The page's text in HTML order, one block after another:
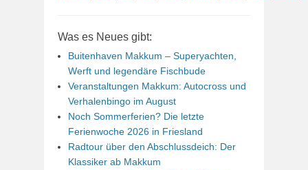
Was es Neues gibt:
Buitenhaven Makkum – Superyachten,
Werft und legendäre Fischbude
Veranstaltungen Makkum: Autocross und
Verhalenbingo im August
Noch Sommerferien? Die letzte
Ferienwoche 2026 in Friesland
Radtour über den Abschlussdeich: Der
Klassiker ab Makkum